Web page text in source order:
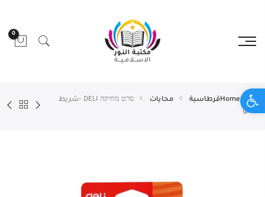
Open toolbar
0
Homeقرطاسية محايات
סרט מחיקה DELI -شريط
محو